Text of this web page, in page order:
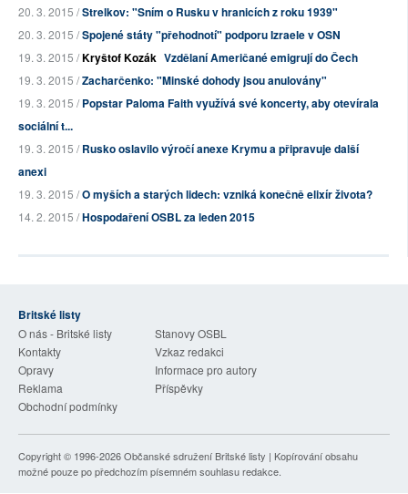
20. 3. 2015 /Strelkov: "Sním o Rusku v hranicích z roku 1939"
20. 3. 2015 /Spojené státy "přehodnotí" podporu Izraele v OSN
19. 3. 2015 /Kryštof Kozák Vzdělaní Američané emigrují do Čech
19. 3. 2015 /Zacharčenko: "Minské dohody jsou anulovány"
19. 3. 2015 /Popstar Paloma Faith využívá své koncerty, aby otevírala
sociální t...
19. 3. 2015 /Rusko oslavilo výročí anexe Krymu a připravuje další
anexi
19. 3. 2015 /O myších a starých lidech: vzniká konečně elixír života?
14. 2. 2015 /Hospodaření OSBL za leden 2015
Britské listy
O nás - Britské listy
Stanovy OSBL
Kontakty
Vzkaz redakci
Opravy
Informace pro autory
Reklama
Příspěvky
Obchodní podmínky
Copyright © 1996-2026Občanské sdružení Britské listy | Kopírování obsahu
možné pouze po předchozím písemném souhlasu redakce.